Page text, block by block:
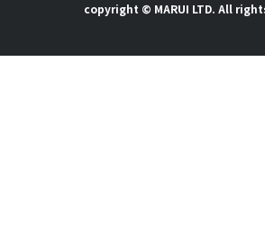
copyright © MARUI LTD. All